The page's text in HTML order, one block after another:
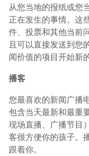
从您当地的报纸或您
正在发生的事情。这
件、投票和其他当前
且可以直接发送到您
闻价值的项目开始新
播客
您最喜欢的新闻广播
包含当天最新和最重
现场直播、广播节目
客很方便你的孩子。
跟着你。